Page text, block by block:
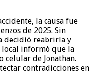
la causa fue
de 2025. Sin
decidió reabrirla y
local informó que la
celular de Jonathan.
contradicciones en